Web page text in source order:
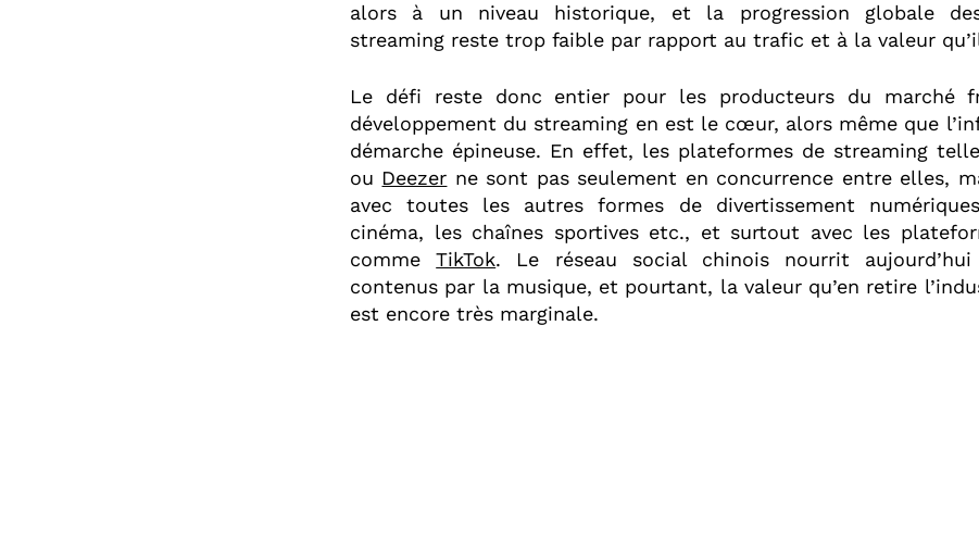
alors à un niveau historique, et la progression globale
streaming reste trop faible par rapport au trafic et à la valeur
Le défi reste donc entier pour les producteurs du marché
développement du streaming en est le cœur, alors même que
démarche épineuse. En effet, les plateformes de streaming
ou Deezer ne sont pas seulement en concurrence entre elles,
avec toutes les autres formes de divertissement
cinéma, les chaînes sportives etc., et surtout avec les
commeTikTok. Le réseau social chinois nourrit
contenus par la musique, et pourtant, la valeur qu’en retire
est encore très marginale.